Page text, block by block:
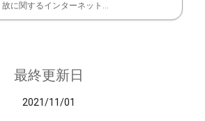
故に関するインターネット...
最終更新日
2021/11/01